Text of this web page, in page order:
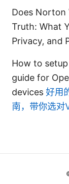
Does Norton
Truth: What
Privacy, and
How to
guide for
devices 好用
南，带你选对